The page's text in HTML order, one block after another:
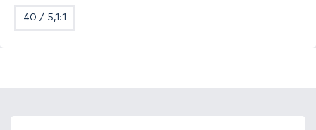
40 / 5,1:1